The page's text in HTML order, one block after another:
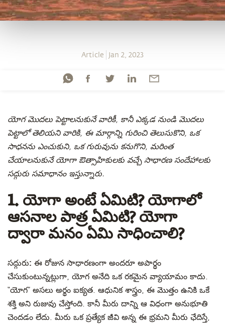
Article Jan 2, 2023
యోగ మొదలు పెట్టాలనుకునే వారికీ, కానీ ఎక్కడ నుండి మొదలు
పెట్టాలో తెలియని వారికి, ఈ మార్గాన్ని గురించి తెలుసుకొని, ఒక
సాధనను ఎంచుకుని, ఒక గురువును కనుగొని, మరింత
చేయాలనుకునే యోగా ఔత్సాహికులకు వచ్చే సాధారణ సందేహాలకు
సద్గురు సమాధానం ఇస్తున్నారు.
1. యోగా అంటే ఏమిటి? యోగాలో
ఆసనాల పాత్ర ఏమిటి? యోగా
ద్వారా మనం ఏమి సాధించాలి?
సద్గురు: ఈ రోజున సాధారణంగా అందరూ అపార్థం
చేసుకుంటున్నట్లుగా, యోగ అనేది ఒక రకమైన వ్యాయామం కాదు.
“యోగ” అసలు అర్థం ఐక్యత. ఆధునిక శాస్త్రం, ఈ మొత్తం ఉనికి ఒకే
శక్తి అని రుజువు చేస్తోంది. కానీ మీరు దాన్ని ఆ విధంగా అనుభూతి
చెందడం లేదు. మీరు ఒక ప్రత్యేక జీవి అన్న ఈ భ్రమని మీరు ఛేదిస్తే,